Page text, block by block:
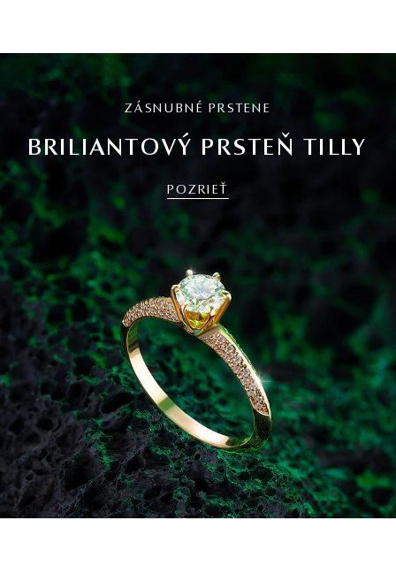
ZÁSNUBNÉ PRSTENE
BRILIANTOVÝ PRSTEŇ TILLY
POZRIEŤ